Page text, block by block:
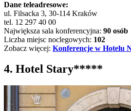
Dane teleadresowe:
ul. Filsacka 3, 30-114 Kraków
tel. 12 297 40 00
Największa sala konferencyjna: 90 osób
Liczba miejsc noclegowych: 102
Zobacz więcej: Konferencje w Hotelu
4. Hotel Stary*****